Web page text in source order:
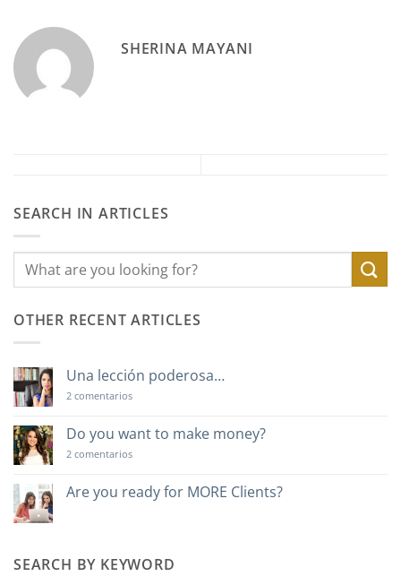
SHERINA MAYANI
SEARCH IN ARTICLES
OTHER RECENT ARTICLES
Una lección poderosa…
2 comentariosen
poderosa…
Do you want to make money?
2 comentariosen
want
to
Are you ready for MORE Clients?
Are
you
SEARCH BY KEYWORD